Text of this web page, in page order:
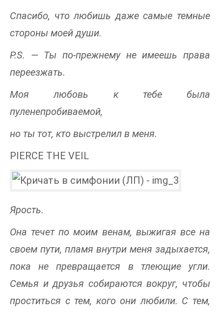
Спасибо, что любишь даже самые темные
стороны моей души.
P.S. — Ты по-прежнему не имеешь права
переезжать.
Моя любовь к тебе была
пуленепробиваемой,
но ты тот, кто выстрелил в меня.
PIERCE THE VEIL
Ярость.
Она течет по моим венам, выжигая все на
своем пути, пламя внутри меня задыхается,
пока не превращается в тлеющие угли.
Семья и друзья собираются вокруг, чтобы
проститься с тем, кого они любили. С тем,